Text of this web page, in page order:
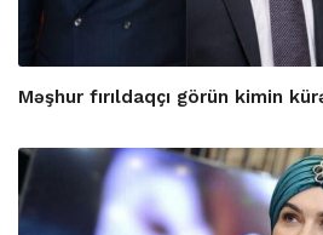
Məşhur fırıldaqçı görün kimin